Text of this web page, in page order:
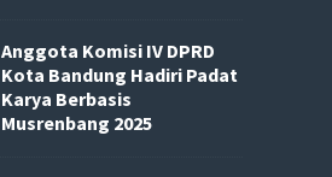
Anggota Komisi IV DPRD
Kota Bandung Hadiri Padat
Karya Berbasis
Musrenbang 2025